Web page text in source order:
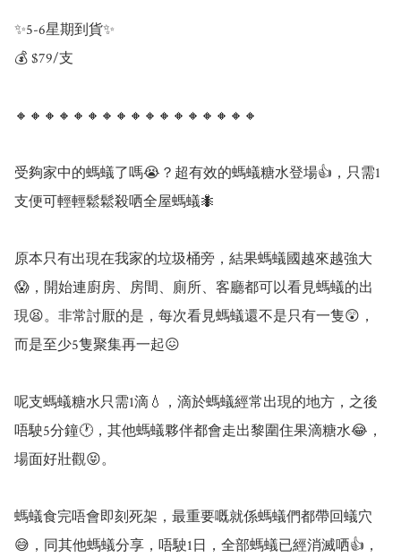
✨5-6星期到貨✨
💰 $79/支
🔸🔸🔸🔸🔸🔸🔸🔸🔸🔸🔸🔸🔸🔸🔸🔸🔸
受夠家中的螞蟻了嗎😭？超有效的螞蟻糖水登場👍，只需1
支便可輕輕鬆鬆殺哂全屋螞蟻🐜
原本只有出現在我家的垃圾桶旁，結果螞蟻國越來越強大
😱，開始連廚房、房間、廁所、客廳都可以看見螞蟻的出
現😫。非常討厭的是，每次看見螞蟻還不是只有一隻😲，
而是至少5隻聚集再一起😖
呢支螞蟻糖水只需1滴💧，滴於螞蟻經常出現的地方，之後
唔駛5分鐘🕐，其他螞蟻夥伴都會走出黎圍住果滴糖水😂，
場面好壯觀😝。
螞蟻食完唔會即刻死架，最重要嘅就係螞蟻們都帶回蟻穴
😅，同其他螞蟻分享，唔駛1日，全部螞蟻已經消滅哂👍，